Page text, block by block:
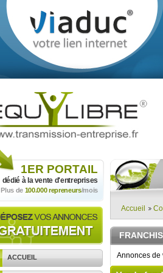
1ER PORTAIL
dédié à la vente d'entreprises
Plus de 100.000 repreneurs/mois
ACCUEIL
Accueil
Annonces de